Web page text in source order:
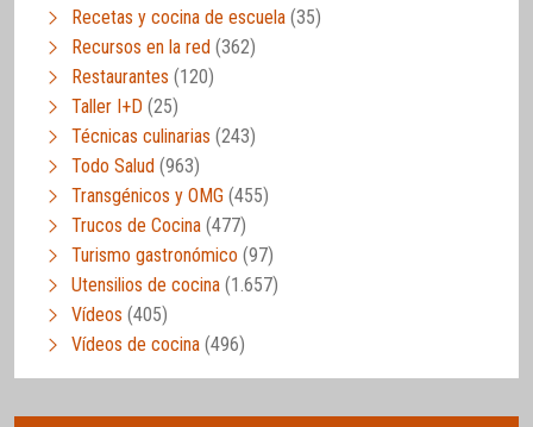
Recetas y cocina de escuela (35)
Recursos en la red (362)
Restaurantes (120)
Taller I+D (25)
Técnicas culinarias (243)
Todo Salud (963)
Transgénicos y OMG (455)
Trucos de Cocina (477)
Turismo gastronómico (97)
Utensilios de cocina (1.657)
Vídeos (405)
Vídeos de cocina (496)